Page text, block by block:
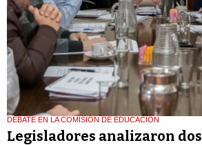
DEBATE EN LA COMISIÓN DE EDUCACIÓN
Legisladores analizaron dos